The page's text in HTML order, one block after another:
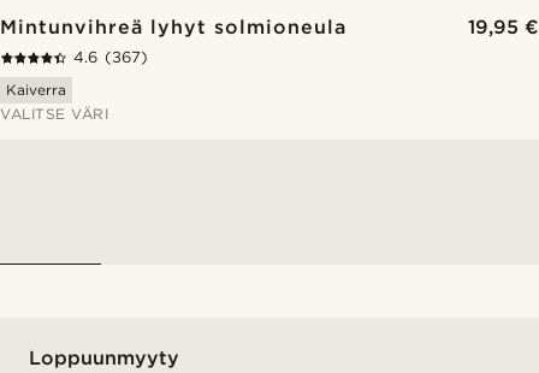
Mintunvihreä lyhyt solmioneula 19,95 €
4.6 (367)
Kaiverra
VALITSE VÄRI
Loppuunmyyty